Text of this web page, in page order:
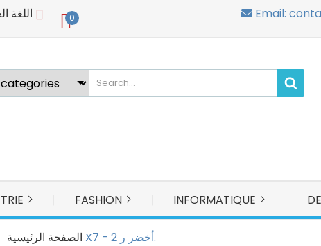
Email: اللغة 0
FASHION INFORMATIQUE
الصفحة الرئيسية قلم جاف كريش X7 - أخضر ر 2.
in
need to be logged in to save products in your wish list.